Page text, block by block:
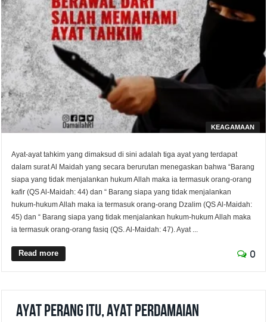
KEAGAMAAN
Ayat-ayat tahkim yang dimaksud di sini adalah tiga ayat yang terdapat
dalam surat Al Maidah yang secara berurutan menegaskan bahwa “Barang
siapa yang tidak menjalankan hukum Allah maka ia termasuk orang-orang
kafir (QS Al-Maidah: 44) dan “ Barang siapa yang tidak menjalankan
hukum-hukum Allah maka ia termasuk orang-orang Dzalim (QS Al-Maidah:
45) dan “ Barang siapa yang tidak menjalankan hukum-hukum Allah maka
ia termasuk orang-orang fasiq (QS. Al-Maidah: 47). Ayat ...
Read more 0
Ayat Perang Itu, Ayat Perdamaian